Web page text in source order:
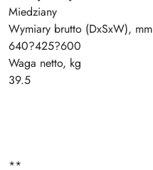
Miedziany
Wymiary brutto (DxSxW), mm
640?425?600
Waga netto, kg
39.5
**